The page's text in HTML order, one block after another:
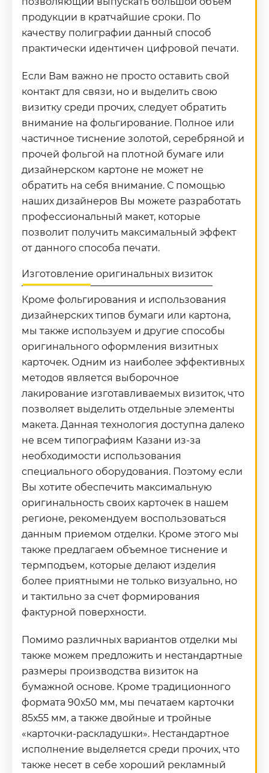
продукции в кратчайшие сроки. По
качеству полиграфии данный способ
практически идентичен цифровой печати.
Если Вам важно не просто оставить свой
контакт для связи, но и выделить свою
визитку среди прочих, следует обратить
внимание на фольгирование. Полное или
частичное тиснение золотой, серебряной и
прочей фольгой на плотной бумаге или
дизайнерском картоне не может не
обратить на себя внимание. С помощью
наших дизайнеров Вы можете разработать
профессиональный макет, которые
позволит получить максимальный эффект
от данного способа печати.
Изготовление оригинальных визиток
Кроме фольгирования и использования
дизайнерских типов бумаги или картона,
мы также используем и другие способы
оригинального оформления визитных
карточек. Одним из наиболее эффективных
методов является выборочное
лакирование изготавливаемых визиток, что
позволяет выделить отдельные элементы
макета. Данная технология доступна далеко
не всем типографиям Казани из-за
необходимости использования
специального оборудования. Поэтому если
Вы хотите обеспечить максимальную
оригинальность своих карточек в нашем
регионе, рекомендуем воспользоваться
данным приемом отделки. Кроме этого мы
также предлагаем объемное тиснение и
термподъем, которые делают изделия
более приятными не только визуально, но
и тактильно за счет формирования
фактурной поверхности.
Помимо различных вариантов отделки мы
также можем предложить и нестандартные
размеры производства визиток на
бумажной основе. Кроме традиционного
формата 90х50 мм, мы печатаем карточки
85х55 мм, а также двойные и тройные
«карточки-раскладушки». Нестандартное
исполнение выделяется среди прочих, что
также несет в себе хороший рекламный